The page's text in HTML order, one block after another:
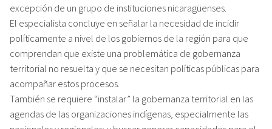
excepción de un grupo de instituciones nicaragüenses.
El especialista concluye en señalar la necesidad de incidir
políticamente a nivel de los gobiernos de la región para que
comprendan que existe una problemática de gobernanza
territorial no resuelta y que se necesitan políticas públicas para
acompañar estos procesos.
También se requiere “instalar” la gobernanza territorial en las
agendas de las organizaciones indígenas, especialmente las